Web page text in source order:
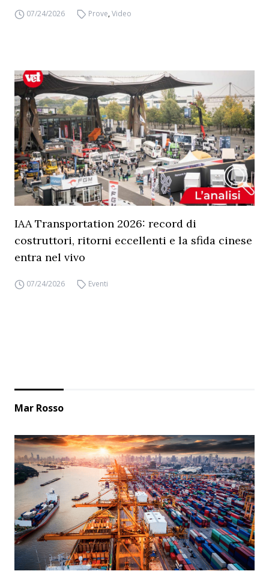
07/24/2026 Prove,Video
IAA Transportation 2026: record di
costruttori, ritorni eccellenti e la sfida cinese
entra nel vivo
07/24/2026 Eventi
Mar Rosso